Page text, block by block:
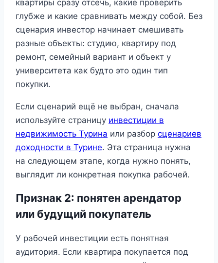
квартиры сразу отсечь, какие проверить
глубже и какие сравнивать между собой. Без
сценария инвестор начинает смешивать
разные объекты: студию, квартиру под
ремонт, семейный вариант и объект у
университета как будто это один тип
покупки.
Если сценарий ещё не выбран, сначала
используйте страницу инвестиции в
недвижимость Турина или разбор сценариев
доходности в Турине. Эта страница нужна
на следующем этапе, когда нужно понять,
выглядит ли конкретная покупка рабочей.
Признак 2: понятен арендатор
или будущий покупатель
У рабочей инвестиции есть понятная
аудитория. Если квартира покупается под